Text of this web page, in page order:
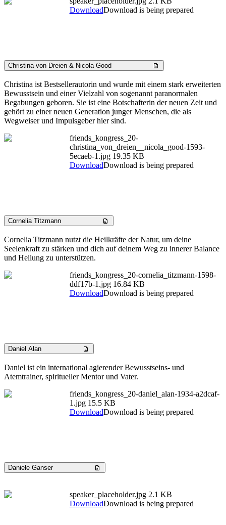
DownloadDownload is being prepared
Christina von Dreien & Nicola Good
Christina ist Bestsellerautorin und wurde mit einem stark erweiterten
Bewusstsein und einer Vielzahl von sogenannt paranormalen
Begabungen geboren. Sie ist eine Botschafterin der neuen Zeit und
gehört zu einer neuen Generation junger Menschen, die als
Wegweiser und Impulsgeber hier sind.
friends_kongress_20-
christina_von_dreien__nicola_good-1593-
5ecaeb-1.jpg 19.35 KB
DownloadDownload is being prepared
Cornelia Titzmann
Cornelia Titzmann nutzt die Heilkräfte der Natur, um deine
Seelenkraft zu stärken und dich auf deinem Weg zu innerer Balance
und Heilung zu unterstützen.
friends_kongress_20-cornelia_titzmann-1598-
ddf17b-1.jpg 16.84 KB
DownloadDownload is being prepared
Daniel Alan
Daniel ist ein international agierender Bewusstseins- und
Atemtrainer, spiritueller Mentor und Vater.
friends_kongress_20-daniel_alan-1934-a2dcaf-
1.jpg 15.5 KB
DownloadDownload is being prepared
Daniele Ganser
speaker_placeholder.jpg 2.1 KB
DownloadDownload is being prepared